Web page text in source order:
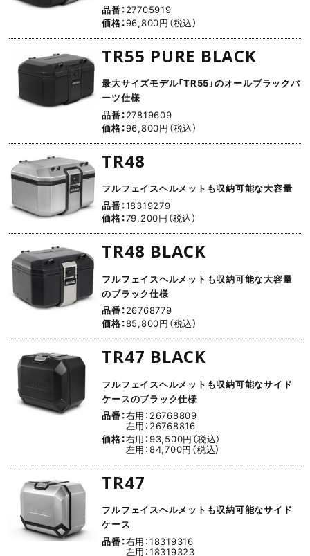
品番：27705919
価格：96,800円（税込）
TR55 PURE BLACK
最大サイズモデル「TR55」のオールブラックパ
ーツ仕様
品番：27819609
価格：96,800円（税込）
TR48
フルフェイスヘルメットも収納可能な大容量
品番：18319279
価格：79,200円（税込）
TR48 BLACK
フルフェイスヘルメットも収納可能な大容量
のブラック仕様
品番：26768779
価格：85,800円（税込）
TR47 BLACK
フルフェイスヘルメットも収納可能なサイド
ケースのブラック仕様
品番：右用：26768809
左用：26768816
価格：右用：93,500円（税込）
左用：84,700円（税込）
TR47
フルフェイスヘルメットも収納可能なサイド
ケース
品番：右用：18319316
左用：18319323